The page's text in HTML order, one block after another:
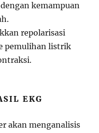
kemampuan
repolarisasi
pemulihan listrik
EKG
akan menganalisis